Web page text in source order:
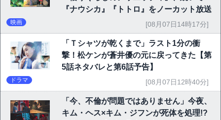
『ナウシカ』『トトロ』をノーカット放送
映画 [08月07日14時17分]
「Ｔシャツが乾くまで」ラスト1分の衝
撃！松ケンが蒼井優の元に戻ってきた【第
5話ネタバレと第6話予告】
ドラマ [08月07日12時40分]
「今、不倫が問題ではありません」今夜、
キム・ヘス×キム・ジフンが死体を処理!?